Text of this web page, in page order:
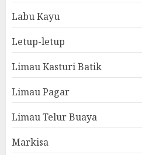
Labu Kayu
Letup-letup
Limau Kasturi Batik
Limau Pagar
Limau Telur Buaya
Markisa